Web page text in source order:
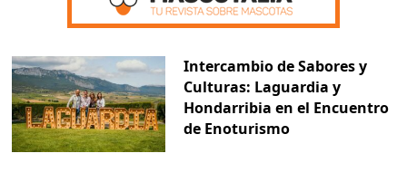
Intercambio de Sabores y
Culturas: Laguardia y
Hondarribia en el Encuentro
de Enoturismo